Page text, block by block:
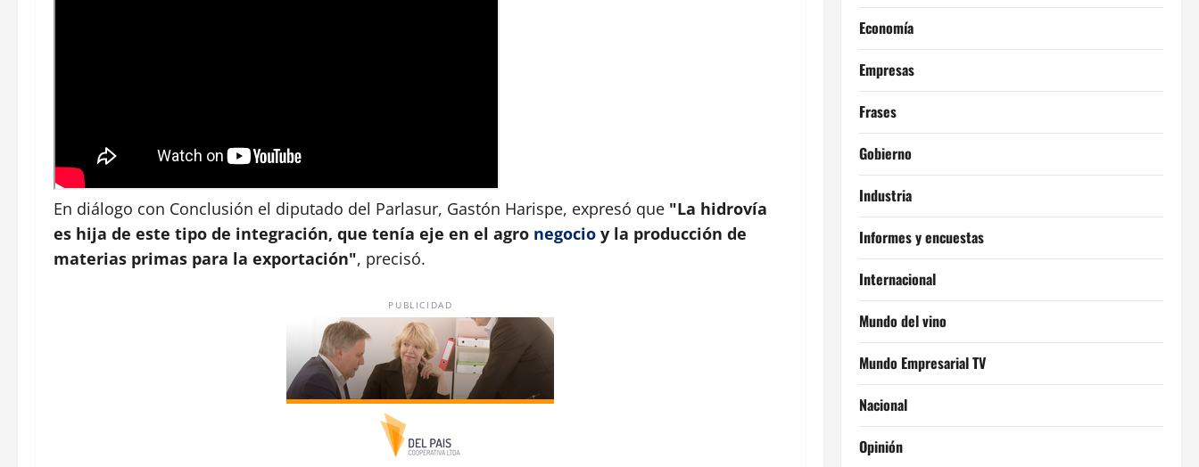
En diálogo con Conclusión el diputado del Parlasur, Gastón Harispe, expresó que "La hidrovía
es hija de este tipo de integración, que tenía eje en el agro negocio y la producción de
materias primas para la exportación", precisó.
PUBLICIDAD
Economía
Empresas
Frases
Gobierno
Industria
Informes y encuestas
Internacional
Mundo del vino
Mundo Empresarial TV
Nacional
Opinión